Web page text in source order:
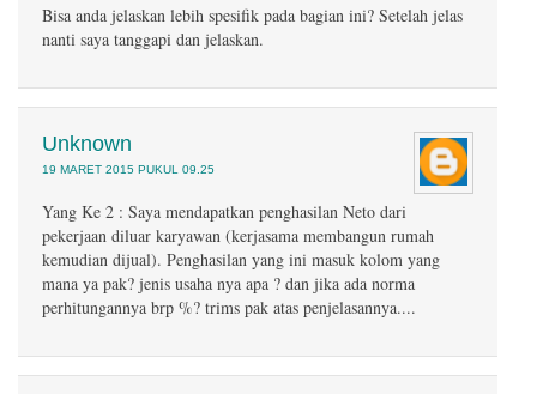
Bisa anda jelaskan lebih spesifik pada bagian ini? Setelah jelas
nanti saya tanggapi dan jelaskan.
Unknown
19 MARET 2015 PUKUL 09.25
Yang Ke 2 : Saya mendapatkan penghasilan Neto dari
pekerjaan diluar karyawan (kerjasama membangun rumah
kemudian dijual). Penghasilan yang ini masuk kolom yang
mana ya pak? jenis usaha nya apa ? dan jika ada norma
perhitungannya brp %? trims pak atas penjelasannya....